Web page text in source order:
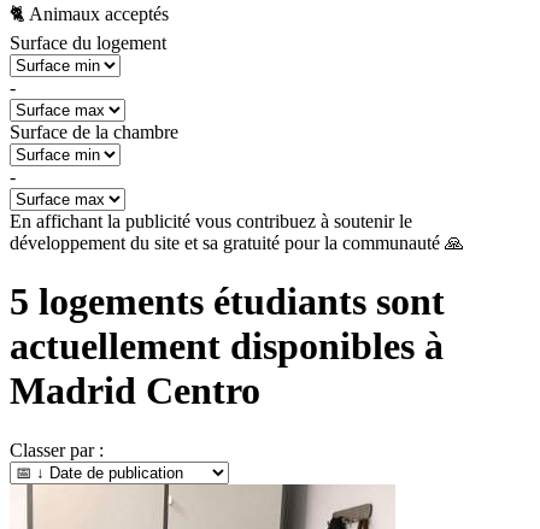
🐈 Animaux acceptés
Surface du logement
-
Surface de la chambre
-
En affichant la publicité vous contribuez à soutenir le
développement du site et sa gratuité pour la communauté 🙏
5 logements étudiants sont
actuellement disponibles à
Madrid Centro
Classer par :